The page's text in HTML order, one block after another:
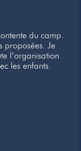
du camp.
proposées. Je
l’organisation
les enfants.